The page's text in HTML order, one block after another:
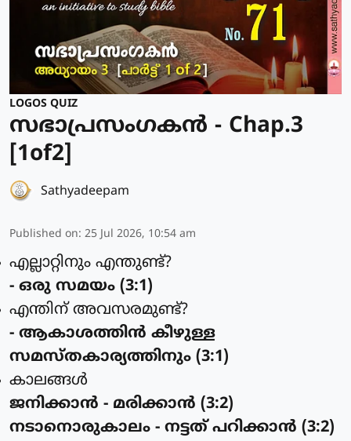
LOGOS QUIZ
സഭാപ്രസംഗകൻ - Chap.3
[1of2]
Sathyadeepam
Published on: 25 Jul 2026, 10:54 am
എല്ലാറ്റിനും എന്തുണ്ട്?
- ഒരു സമയം (3:1)
എന്തിന് അവസരമുണ്ട്?
- ആകാശത്തിന്‍ കീഴുള്ള
സമസ്തകാര്യത്തിനും (3:1)
കാലങ്ങള്‍
ജനിക്കാന്‍ - മരിക്കാന്‍ (3:2)
നടാനൊരുകാലം - നട്ടത് പറിക്കാന്‍ (3:2)